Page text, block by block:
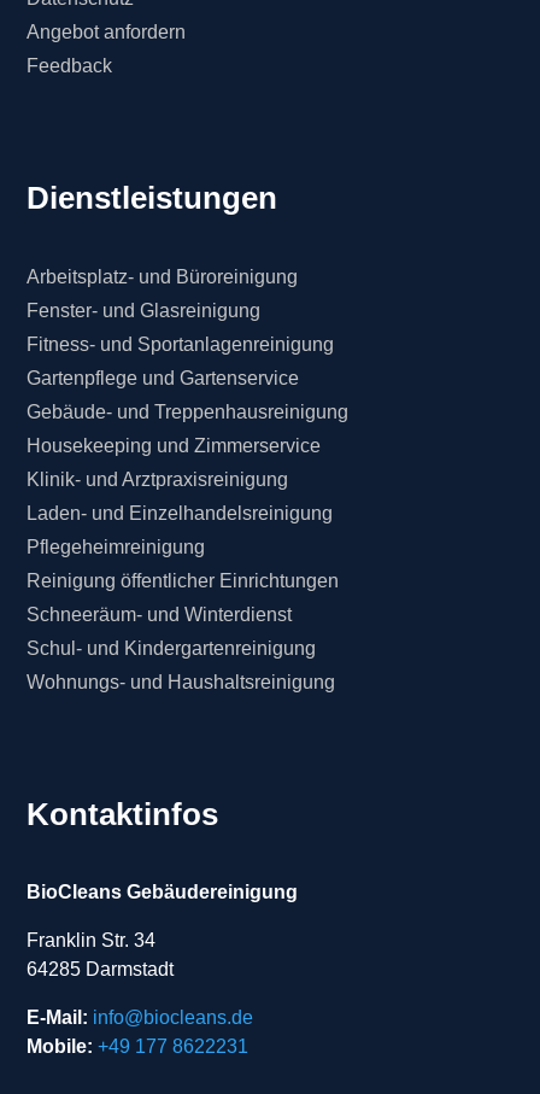
Angebot anfordern
Feedback
Dienstleistungen
Arbeitsplatz- und Büroreinigung
Fenster- und Glasreinigung
Fitness- und Sportanlagenreinigung
Gartenpflege und Gartenservice
Gebäude- und Treppenhausreinigung
Housekeeping und Zimmerservice
Klinik- und Arztpraxisreinigung
Laden- und Einzelhandelsreinigung
Pflegeheimreinigung
Reinigung öffentlicher Einrichtungen
Schneeräum- und Winterdienst
Schul- und Kindergartenreinigung
Wohnungs- und Haushaltsreinigung
Kontaktinfos
BioCleans Gebäudereinigung
Franklin Str. 34
64285 Darmstadt
E-Mail: info@biocleans.de
Mobile: +49 177 8622231